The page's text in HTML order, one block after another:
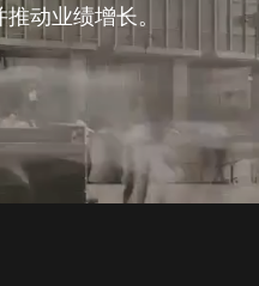
动业绩增长。